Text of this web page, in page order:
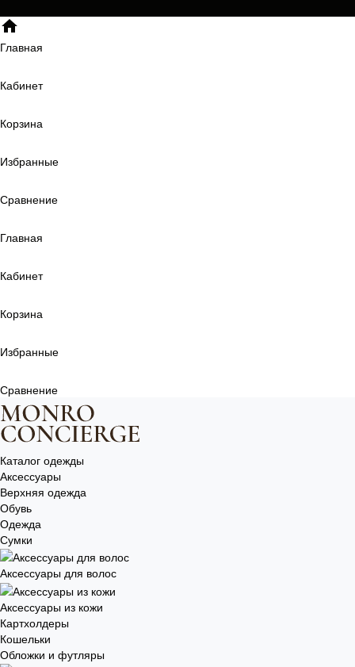
Главная
Кабинет
Корзина
Избранные
Сравнение
Главная
Кабинет
Корзина
Избранные
Сравнение
Каталог одежды
Аксессуары
Верхняя одежда
Обувь
Одежда
Сумки
Аксессуары для волос
Аксессуары из кожи
Картхолдеры
Кошельки
Обложки и футляры